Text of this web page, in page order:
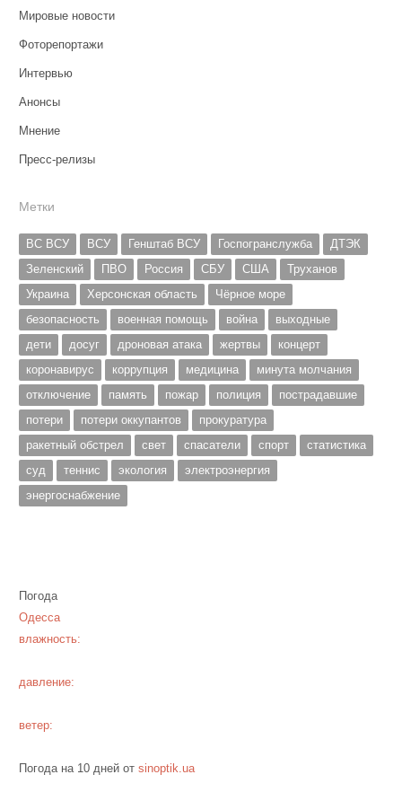
Мировые новости
Фоторепортажи
Интервью
Анонсы
Мнение
Пресс-релизы
Метки
ВС ВСУ ВСУ Генштаб ВСУ Госпогранслужба
ДТЭК
Зеленский
ПВО Россия СБУ США
Труханов
Украина
Херсонская область
Чёрное море
безопасность
военная помощь война
выходные
дети
досуг дроновая атака жертвы
концерт
коронавирус
коррупция медицина
минута молчания
отключение
память пожар полиция
пострадавшие
потери
потери оккупантов
прокуратура
ракетный обстрел
свет спасатели спорт
статистика
суд
теннис экология
электроэнергия
энергоснабжение
Погода
Одесса
влажность:
давление:
ветер:
Погода на 10 дней от sinoptik.ua